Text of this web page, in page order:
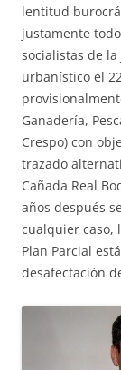
lentitud
justamente
socialistas de
urbanístico el
Ganadería,
Crespo) con
trazado
Cañada Real
años después
cualquier caso,
Plan Parcial
desafectación